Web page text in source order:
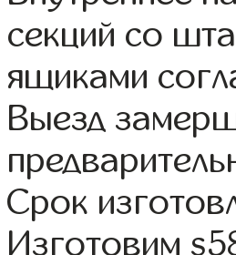
секций со
ящиками
Выезд
Срок
Изготовим